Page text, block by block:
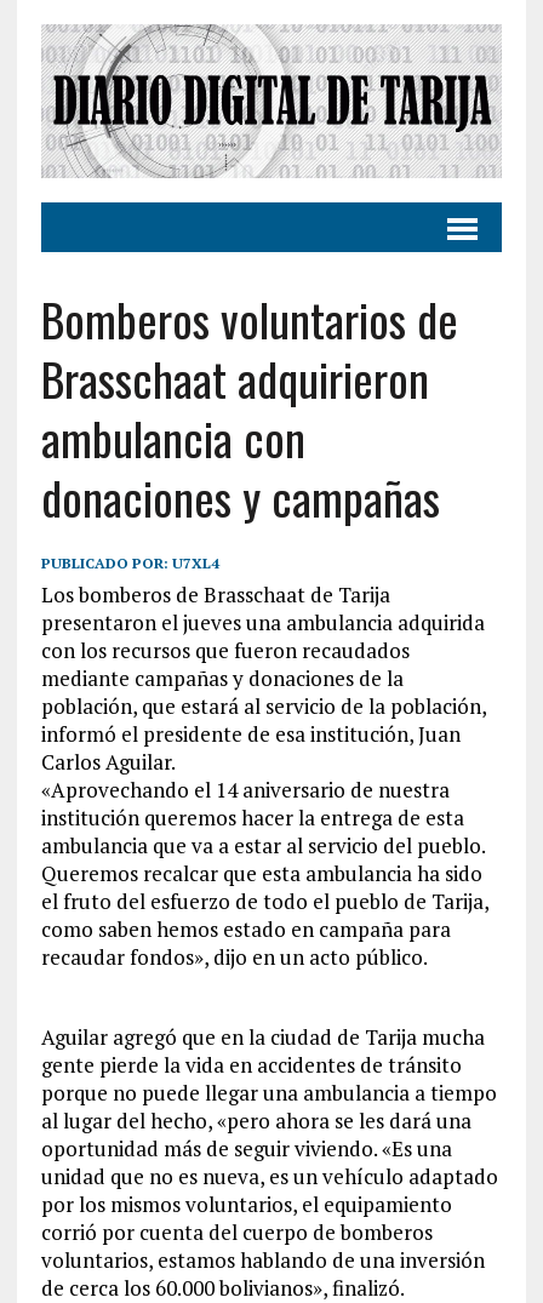
Bomberos voluntarios de
Brasschaat adquirieron
ambulancia con
donaciones y campañas
PUBLICADO POR: U7XL4
Los bomberos de Brasschaat de Tarija
presentaron el jueves una ambulancia adquirida
con los recursos que fueron recaudados
mediante campañas y donaciones de la
población, que estará al servicio de la población,
informó el presidente de esa institución, Juan
Carlos Aguilar.
«Aprovechando el 14 aniversario de nuestra
institución queremos hacer la entrega de esta
ambulancia que va a estar al servicio del pueblo.
Queremos recalcar que esta ambulancia ha sido
el fruto del esfuerzo de todo el pueblo de Tarija,
como saben hemos estado en campaña para
recaudar fondos», dijo en un acto público.
Aguilar agregó que en la ciudad de Tarija mucha
gente pierde la vida en accidentes de tránsito
porque no puede llegar una ambulancia a tiempo
al lugar del hecho, «pero ahora se les dará una
oportunidad más de seguir viviendo. «Es una
unidad que no es nueva, es un vehículo adaptado
por los mismos voluntarios, el equipamiento
corrió por cuenta del cuerpo de bomberos
voluntarios, estamos hablando de una inversión
de cerca los 60.000 bolivianos», finalizó.